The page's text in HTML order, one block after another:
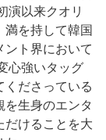
演以来クオリ
を持して韓国
ント界において
心強いタッグ
くださっている
を生身のエンタ
だけることを大